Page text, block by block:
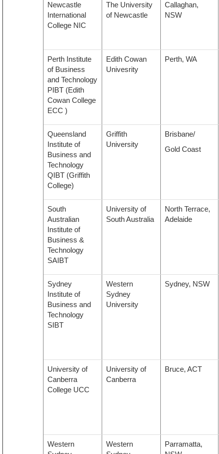
Newcastle
International
College NIC
The University
of Newcastle
Callaghan,
NSW
Perth Institute
of Business
and Technology
PIBT (Edith
Cowan College
ECC )
Edith Cowan
Univesrity
Perth, WA
Queensland
Institute of
Business and
Technology
QIBT (Griffith
College)
Griffith
University
Brisbane/
Gold Coast
South
Australian
Institute of
Business &
Technology
SAIBT
University of
South Australia
North Terrace,
Adelaide
Sydney
Institute of
Business and
Technology
SIBT
Western
Sydney
University
Sydney, NSW
University of
Canberra
College UCC
University of
Canberra
Bruce, ACT
Western
Western
Parramatta,